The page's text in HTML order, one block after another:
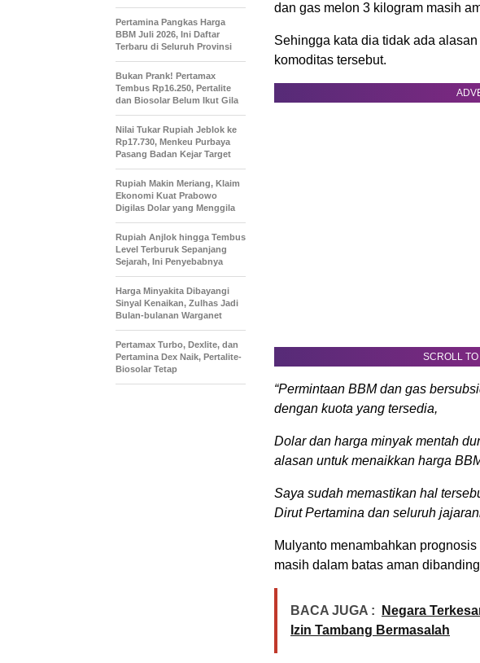
dan gas melon 3 kilogram masih
Sehingga kata dia tidak ada
komoditas tersebut.
SCROLL
“Permintaan BBM dan gas
dengan kuota yang tersedia,
Dolar dan harga minyak mentah
alasan untuk menaikkan harga
Saya sudah memastikan hal
Dirut Pertamina dan seluruh
Mulyanto menambahkan
masih dalam batas aman
BACA JUGA :
Negara
Izin Tambang Bermasalah
Pertamina Pangkas Harga
BBM Juli 2026, Ini Daftar
Terbaru di Seluruh Provinsi
Bukan Prank! Pertamax
Tembus Rp16.250, Pertalite
dan Biosolar Belum Ikut Gila
Nilai Tukar Rupiah Jeblok ke
Rp17.730, Menkeu Purbaya
Pasang Badan Kejar Target
Rupiah Makin Meriang, Klaim
Ekonomi Kuat Prabowo
Digilas Dolar yang Menggila
Rupiah Anjlok hingga Tembus
Level Terburuk Sepanjang
Sejarah, Ini Penyebabnya
Harga Minyakita Dibayangi
Sinyal Kenaikan, Zulhas Jadi
Bulan-bulanan Warganet
Pertamax Turbo, Dexlite, dan
Pertamina Dex Naik, Pertalite-
Biosolar Tetap